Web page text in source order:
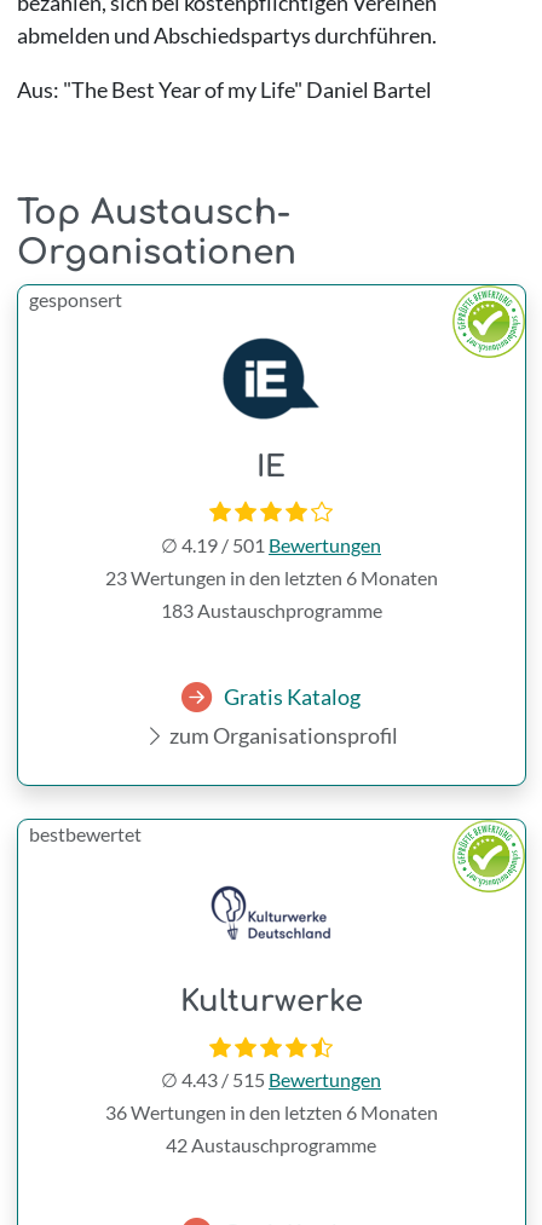
abmelden und Abschiedspartys durchführen.
Aus: "The Best Year of my Life" Daniel Bartel
Top Austausch-
Organisationen
gesponsert
IE
∅ 4.19 / 501 Bewertungen
23 Wertungen in den letzten 6 Monaten
183 Austauschprogramme
Gratis Katalog
zum Organisationsprofil
bestbewertet
Kulturwerke
∅ 4.43 / 515 Bewertungen
36 Wertungen in den letzten 6 Monaten
42 Austauschprogramme